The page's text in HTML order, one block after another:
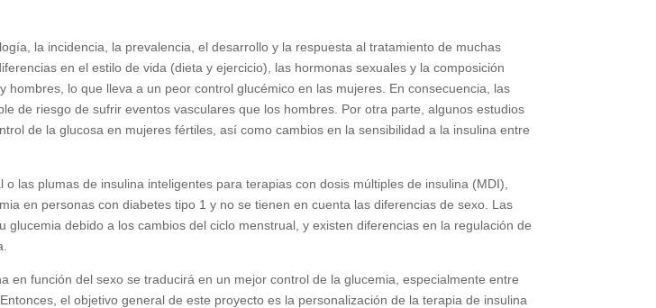
la incidencia, la prevalencia, el desarrollo y la respuesta al tratamiento de muchas
en el estilo de vida (dieta y ejercicio), las hormonas sexuales y la composición
lo que lleva a un peor control glucémico en las mujeres. En consecuencia, las
de riesgo de sufrir eventos vasculares que los hombres. Por otra parte, algunos estudios
de la glucosa en mujeres fértiles, así como cambios en la sensibilidad a la insulina entre
las plumas de insulina inteligentes para terapias con dosis múltiples de insulina (MDI),
en personas con diabetes tipo 1 y no se tienen en cuenta las diferencias de sexo. Las
debido a los cambios del ciclo menstrual, y existen diferencias en la regulación de
en función del sexo se traducirá en un mejor control de la glucemia, especialmente entre
el objetivo general de este proyecto es la personalización de la terapia de insulina